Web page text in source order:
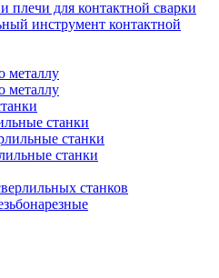
плечи для контактной сварки
инструмент контактной
металлу
металлу
станки
станки
станки
станков